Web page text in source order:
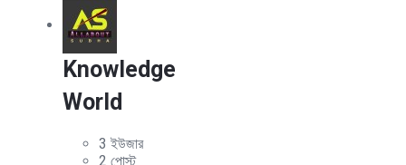
Knowledge
World
3 ইউজার
2 পোস্ট